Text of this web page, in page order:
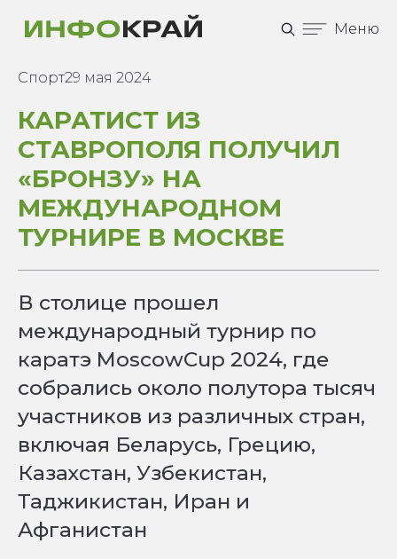
Меню
Спорт29 мая 2024
КАРАТИСТ ИЗ
СТАВРОПОЛЯ ПОЛУЧИЛ
«БРОНЗУ» НА
МЕЖДУНАРОДНОМ
ТУРНИРЕ В МОСКВЕ
В столице прошел
международный турнир по
каратэ MoscowCup 2024, где
собрались около полутора тысяч
участников из различных стран,
включая Беларусь, Грецию,
Казахстан, Узбекистан,
Таджикистан, Иран и
Афганистан